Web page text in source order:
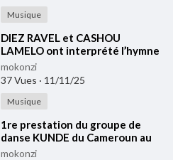
Musique
⁣DIEZ RAVEL et CASHOU
LAMELO ont interprété l’hymne
du Festival TI-I lors de la 4ᵉ
édition (2025)
mokonzi
37 Vues · 11/11/25
Musique
⁣⁣1re prestation du groupe de
danse KUNDE du Cameroun au
TÎ-Ï FESTIVAL 2025
mokonzi